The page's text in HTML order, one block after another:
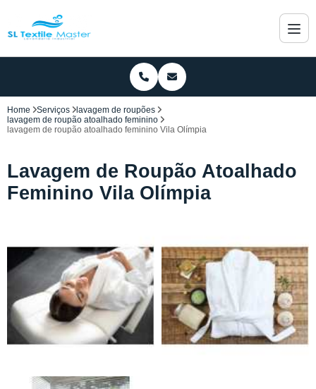
Home Serviços
lavagem de roupões
lavagem de roupão atoalhado feminino
lavagem de roupão atoalhado feminino Vila Olímpia
Lavagem de Roupão Atoalhado
Feminino Vila Olímpia